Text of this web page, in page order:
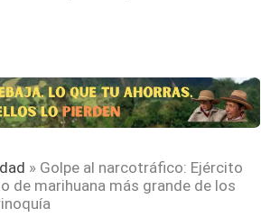
» Golpe al narcotráfico: Ejército
de marihuana más grande de los